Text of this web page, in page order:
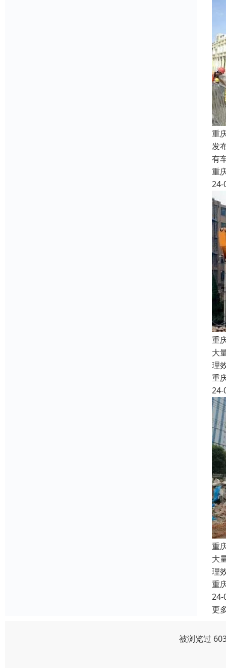
重
发
有
重
24-
重
大
理
重
24-
重
大
理
重
24-
更
被浏览过